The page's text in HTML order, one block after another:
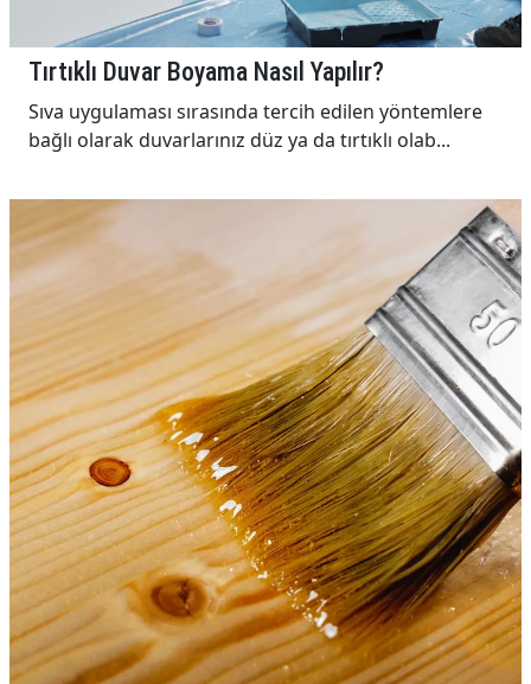
Tırtıklı Duvar Boyama Nasıl Yapılır?
Sıva uygulaması sırasında tercih edilen yöntemlere
bağlı olarak duvarlarınız düz ya da tırtıklı olab...